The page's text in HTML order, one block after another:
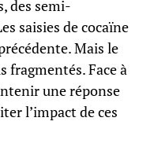
des semi-
saisies de cocaïne
Mais le
fragmentés. Face à
une réponse
l’impact de ces